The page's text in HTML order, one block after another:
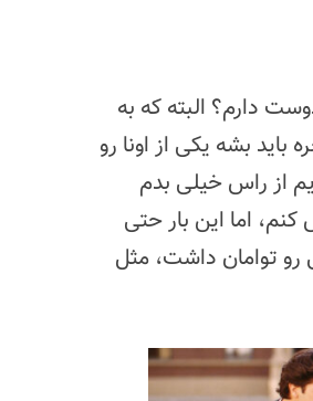
دارم؟ البته که به
بشه یکی از اونا رو
از راس خیلی بدم
اما این بار حتی
توامان داشت، مثل